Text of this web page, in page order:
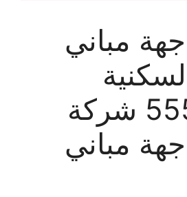
مباني
55549242 شركة
مباني